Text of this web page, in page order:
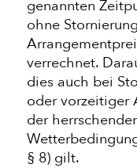
genannten
ohne
verrechnet.
dies auch bei
oder vorzeitiger
der
§ 8) gilt.